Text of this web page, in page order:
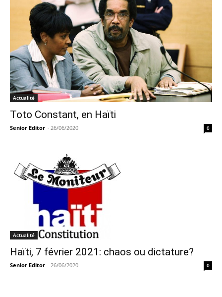
Actualité
Toto Constant, en Haïti
Senior Editor - 26/06/2020 0
Actualité
Haïti, 7 février 2021: chaos ou dictature?
Senior Editor - 26/06/2020 0